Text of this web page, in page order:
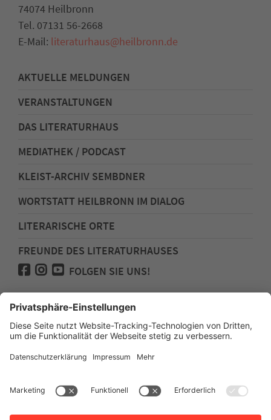
74074 Heilbronn
Tel. 07131 56-2668
E-Mail: literaturhaus@heilbronn.de
AKTUELLE MELDUNGEN
VERANSTALTUNGEN
DAS LITERATURHAUS
MEDIATHEK / PODCAST
KLEIST-ARCHIV SEMBDNER
WORTSTATT HEILBRONN IM DIALOG
LITERARISCHE ORTE
FREUNDE DES LITERATURHAUSES
FOLGEN SIE UNS!
Impressum
Anfahrt
Datenschutz
Barrierefreiheit
Literaturhauses